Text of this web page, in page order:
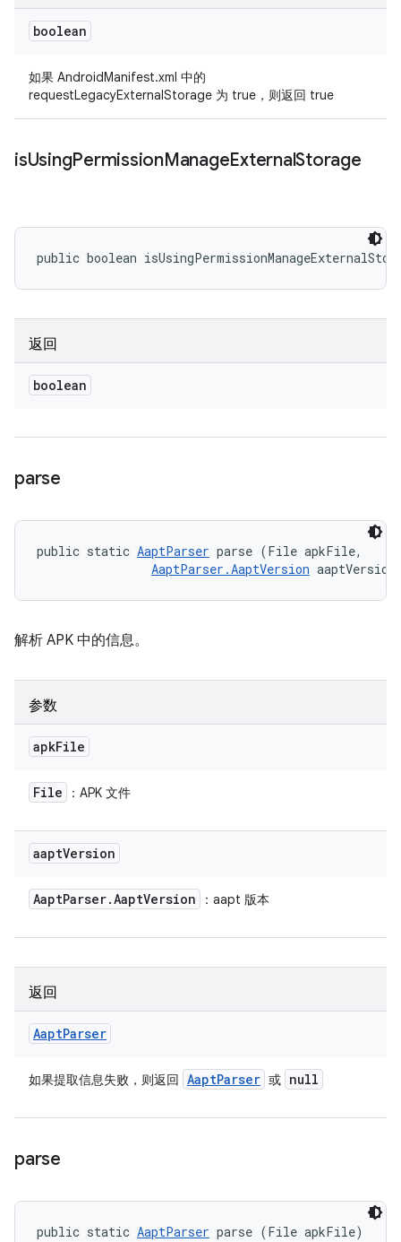
boolean
如果 AndroidManifest.xml 中的
requestLegacyExternalStorage 为 true，则返回 true
isUsingPermissionManageExternalStorage
public boolean
返回
boolean
parse
public static AaptParser parse (File apkFile,
AaptParser.AaptVersion
解析 APK 中的信息。
参数
apkFile
File ：APK 文件
aaptVersion
AaptParser.AaptVersion ：aapt 版本
返回
AaptParser
如果提取信息失败，则返回 AaptParser 或 null
parse
public static AaptParser parse (File apkFile)